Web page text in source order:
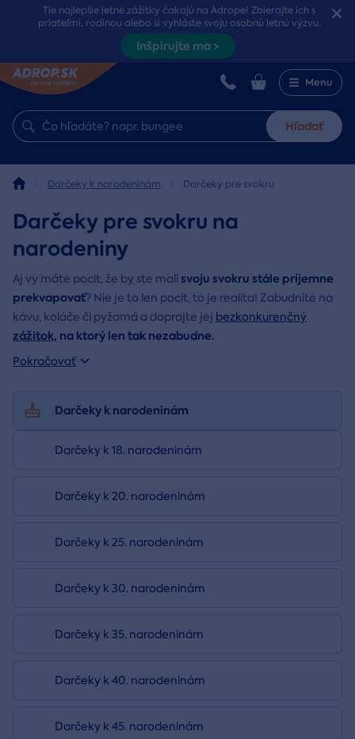
Tie najlepšie letné zážitky čakajú na Adrope! Zbierajte ich s
priateľmi, rodinou alebo si vyhláste svoju osobnú letnú výzvu.
Inšpirujte ma >
Menu
Hľadať
Darčeky k narodeninám Darčeky pre svokru
Darčeky pre svokru na
narodeniny
Aj vy máte pocit, že by ste malisvoju svokru stále príjemne
prekvapovať? Nie je to len pocit, to je realita! Zabudnite na
kávu, koláče či pyžamá a doprajte jej bezkonkurenčný
zážitok, na ktorý len tak nezabudne.
Pokračovať
Darčeky k narodeninám
Darčeky k 18. narodeninám
Darčeky k 20. narodeninám
Darčeky k 25. narodeninám
Darčeky k 30. narodeninám
Darčeky k 35. narodeninám
Darčeky k 40. narodeninám
Darčeky k 45. narodeninám